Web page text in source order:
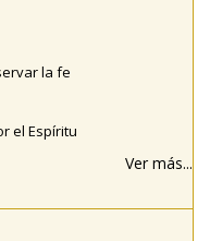
la fe
el Espíritu
Ver más...